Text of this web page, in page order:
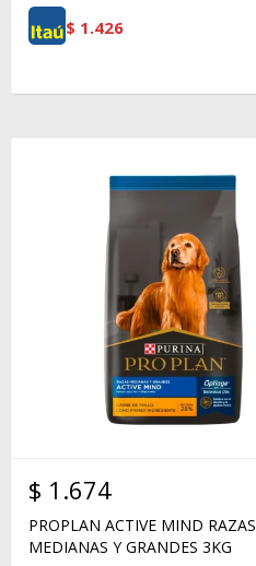
$ 1.426
$ 1.674
PROPLAN ACTIVE MIND RAZAS
MEDIANAS Y GRANDES 3KG